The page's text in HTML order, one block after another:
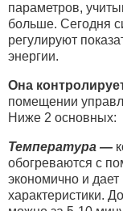
параметров,
больше. Сегодня
регулируют
энергии.
Она
помещении
Ниже 2 основных:
Температура —
обогреваются с
экономично и
характеристики.